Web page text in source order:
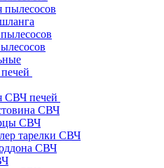
пылесосов
СВЧ печей
СВЧ
СВЧ
тарелки СВЧ
СВЧ